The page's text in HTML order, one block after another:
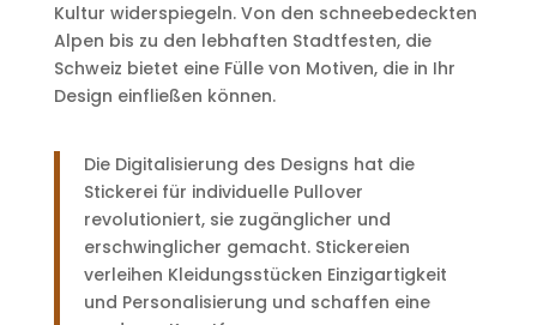
Kultur widerspiegeln. Von den schneebedeckten
Alpen bis zu den lebhaften Stadtfesten, die
Schweiz bietet eine Fülle von Motiven, die in Ihr
Design einfließen können.
Die Digitalisierung des Designs hat die
Stickerei für individuelle Pullover
revolutioniert, sie zugänglicher und
erschwinglicher gemacht. Stickereien
verleihen Kleidungsstücken Einzigartigkeit
und Personalisierung und schaffen eine